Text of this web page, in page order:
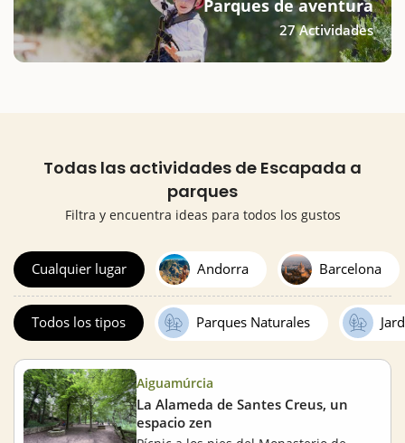
Parques de aventura
27 Actividades
Todas las actividades de Escapada a
parques
Filtra y encuentra ideas para todos los gustos
Cualquier lugar Andorra Barcelona
Todos los tipos Parques Naturales
Aiguamúrcia
La Alameda de Santes Creus, un
espacio zen